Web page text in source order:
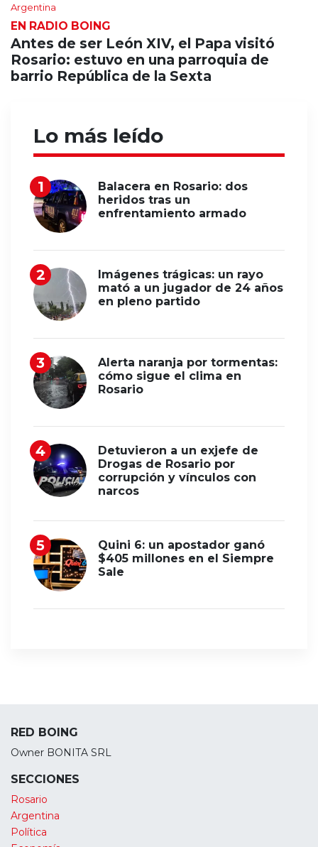
Argentina
EN RADIO BOING
Antes de ser León XIV, el Papa visitó
Rosario: estuvo en una parroquia de
barrio República de la Sexta
Lo más leído
Balacera en Rosario: dos
heridos tras un
enfrentamiento armado
Imágenes trágicas: un rayo
mató a un jugador de 24 años
en pleno partido
Alerta naranja por tormentas:
cómo sigue el clima en
Rosario
Detuvieron a un exjefe de
Drogas de Rosario por
corrupción y vínculos con
narcos
Quini 6: un apostador ganó
$405 millones en el Siempre
Sale
RED BOING
Owner BONITA SRL
SECCIONES
Rosario
Argentina
Política